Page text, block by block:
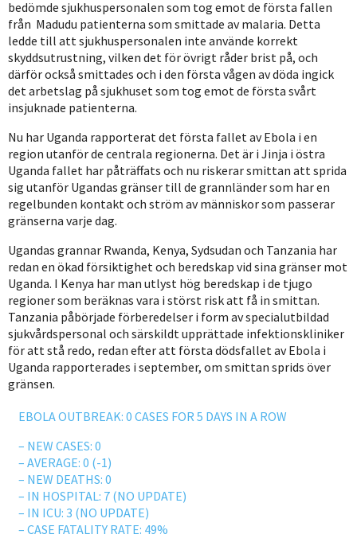
bedömde sjukhuspersonalen som tog emot de första fallen
från Madudu patienterna som smittade av malaria. Detta
ledde till att sjukhuspersonalen inte använde korrekt
skyddsutrustning, vilken det för övrigt råder brist på, och
därför också smittades och i den första vågen av döda ingick
det arbetslag på sjukhuset som tog emot de första svårt
insjuknade patienterna.
Nu har Uganda rapporterat det första fallet av Ebola i en
region utanför de centrala regionerna. Det är i Jinja i östra
Uganda fallet har påträffats och nu riskerar smittan att sprida
sig utanför Ugandas gränser till de grannländer som har en
regelbunden kontakt och ström av människor som passerar
gränserna varje dag.
Ugandas grannar Rwanda, Kenya, Sydsudan och Tanzania har
redan en ökad försiktighet och beredskap vid sina gränser mot
Uganda. I Kenya har man utlyst hög beredskap i de tjugo
regioner som beräknas vara i störst risk att få in smittan.
Tanzania påbörjade förberedelser i form av specialutbildad
sjukvårdspersonal och särskildt upprättade infektionskliniker
för att stå redo, redan efter att första dödsfallet av Ebola i
Uganda rapporterades i september, om smittan sprids över
gränsen.
EBOLA OUTBREAK: 0 CASES FOR 5 DAYS IN A ROW
– NEW CASES: 0
– AVERAGE: 0 (-1)
– NEW DEATHS: 0
– IN HOSPITAL: 7 (NO UPDATE)
– IN ICU: 3 (NO UPDATE)
– CASE FATALITY RATE: 49%